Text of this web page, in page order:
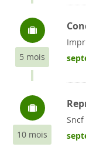
5 mois
10 mois